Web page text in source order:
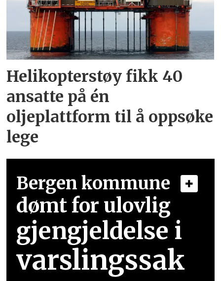
Helikopterstøy fikk 40
ansatte på én
oljeplattform til å oppsøke
lege
Bergen kommune
dømt for ulovlig
gjengjeldelse i
varslingssak